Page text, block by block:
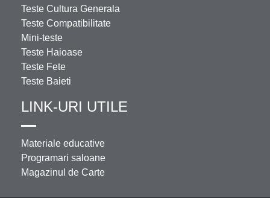
Teste Cultura Generala
Teste Compatibilitate
Mini-teste
Teste Haioase
Teste Fete
Teste Baieti
LINK-URI UTILE
Materiale educative
Programari saloane
Magazinul de Carte